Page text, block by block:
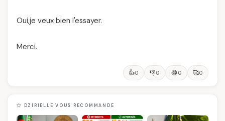
Oui,je veux bien l'essayer.
Merci.
👍0 👎0 😂0 🥰0
DZIRIELLE VOUS RECOMMANDE